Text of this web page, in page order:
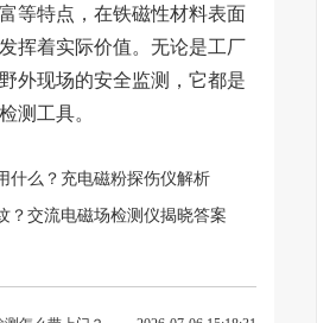
等特点，在铁磁性材料表面
挥着实际价值。无论是工厂
外现场的安全监测，它都是
测工具。
什么？充电磁粉探伤仪解析
？交流电磁场检测仪揭晓答案